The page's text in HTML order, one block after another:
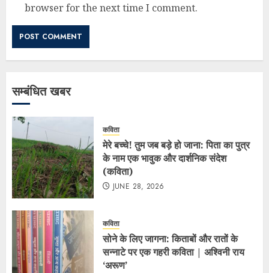
browser for the next time I comment.
सम्बंधित खबर
कविता
मेरे बच्चे! तुम जब बड़े हो जाना: पिता का पुत्र
के नाम एक भावुक और दार्शनिक संदेश
(कविता)
JUNE 28, 2026
कविता
सोने के लिए जागना: किताबों और रातों के
सन्नाटे पर एक गहरी कविता | अश्विनी राय
‘अरूण’